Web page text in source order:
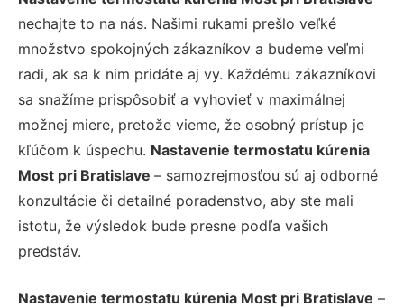
nechajte to na nás. Našimi rukami prešlo veľké
množstvo spokojných zákazníkov a budeme veľmi
radi, ak sa k nim pridáte aj vy. Každému zákazníkovi
sa snažíme prispôsobiť a vyhovieť v maximálnej
možnej miere, pretože vieme, že osobný prístup je
kľúčom k úspechu. Nastavenie termostatu kúrenia
Most pri Bratislave – samozrejmosťou sú aj odborné
konzultácie či detailné poradenstvo, aby ste mali
istotu, že výsledok bude presne podľa vašich
predstáv.
Nastavenie termostatu kúrenia Most pri Bratislave –